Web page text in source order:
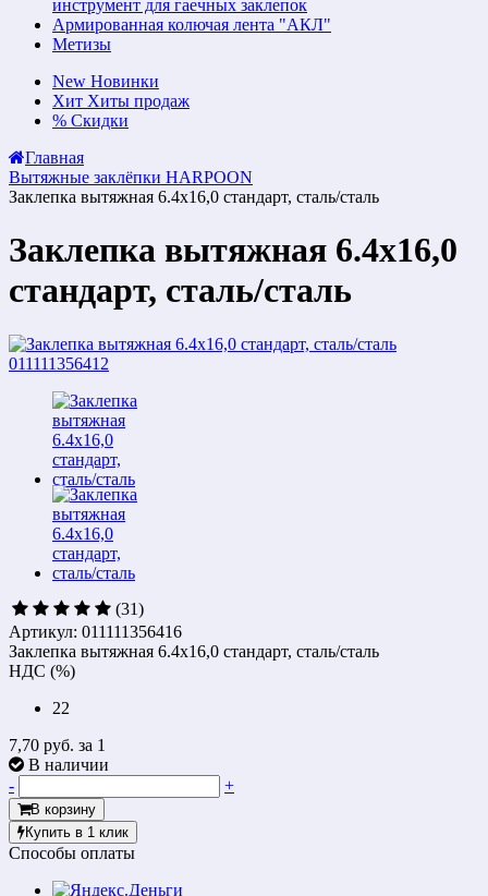
инструмент для гаечных заклепок
Армированная колючая лента "АКЛ"
Метизы
New Новинки
Хит Хиты продаж
% Скидки
Главная
Вытяжные заклёпки HARPOON
Заклепка вытяжная 6.4х16,0 стандарт, сталь/сталь
Заклепка вытяжная 6.4х16,0
стандарт, сталь/сталь
(31)
Артикул: 011111356416
Заклепка вытяжная 6.4х16,0 стандарт, сталь/сталь
НДС (%)
22
7,70 руб. за 1
В наличии
-
+
В корзину
Купить в 1 клик
Способы оплаты